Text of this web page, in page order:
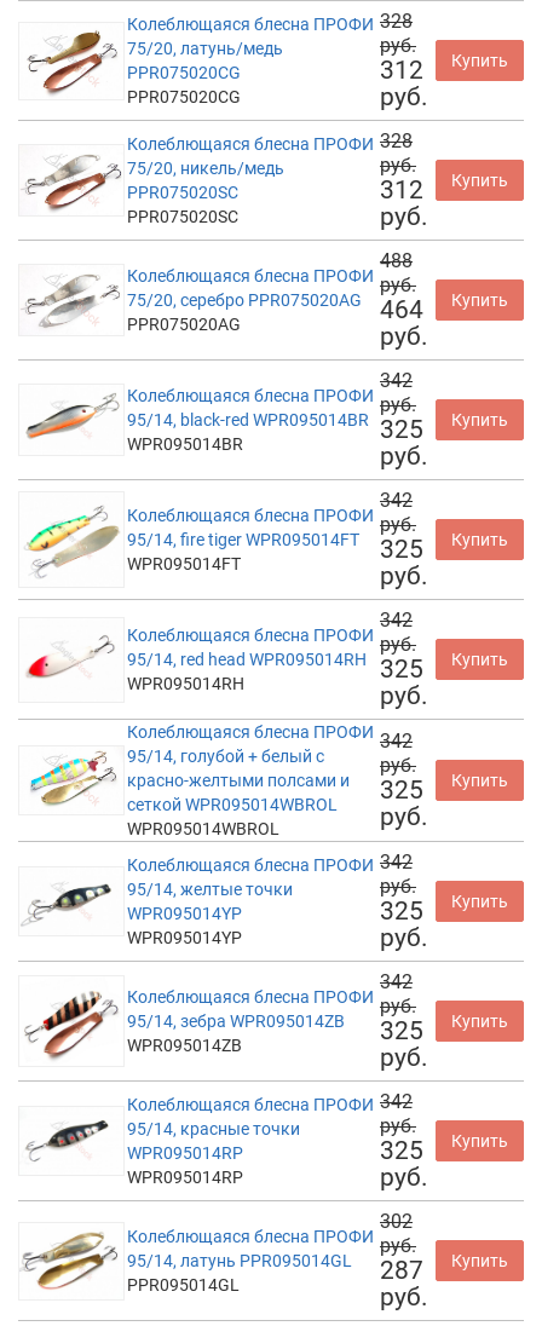
Колеблющаяся блесна ПРОФИ
75/20, латунь/медь
PPR075020CG
PPR075020CG
328
руб.
312
руб.
Купить
Колеблющаяся блесна ПРОФИ
75/20, никель/медь
PPR075020SC
PPR075020SC
328
руб.
312
руб.
Купить
Колеблющаяся блесна ПРОФИ
75/20, серебро PPR075020AG
PPR075020AG
488
руб.
464
руб.
Купить
Колеблющаяся блесна ПРОФИ
95/14, black-red WPR095014BR
WPR095014BR
342
руб.
325
руб.
Купить
Колеблющаяся блесна ПРОФИ
95/14, fire tiger WPR095014FT
WPR095014FT
342
руб.
325
руб.
Купить
Колеблющаяся блесна ПРОФИ
95/14, red head WPR095014RH
WPR095014RH
342
руб.
325
руб.
Купить
Колеблющаяся блесна ПРОФИ
95/14, голубой + белый с
красно-желтыми полсами и
сеткой WPR095014WBROL
WPR095014WBROL
342
руб.
325
руб.
Купить
Колеблющаяся блесна ПРОФИ
95/14, желтые точки
WPR095014YP
WPR095014YP
342
руб.
325
руб.
Купить
Колеблющаяся блесна ПРОФИ
95/14, зебра WPR095014ZB
WPR095014ZB
342
руб.
325
руб.
Купить
Колеблющаяся блесна ПРОФИ
95/14, красные точки
WPR095014RP
WPR095014RP
342
руб.
325
руб.
Купить
Колеблющаяся блесна ПРОФИ
95/14, латунь PPR095014GL
PPR095014GL
302
руб.
287
руб.
Купить